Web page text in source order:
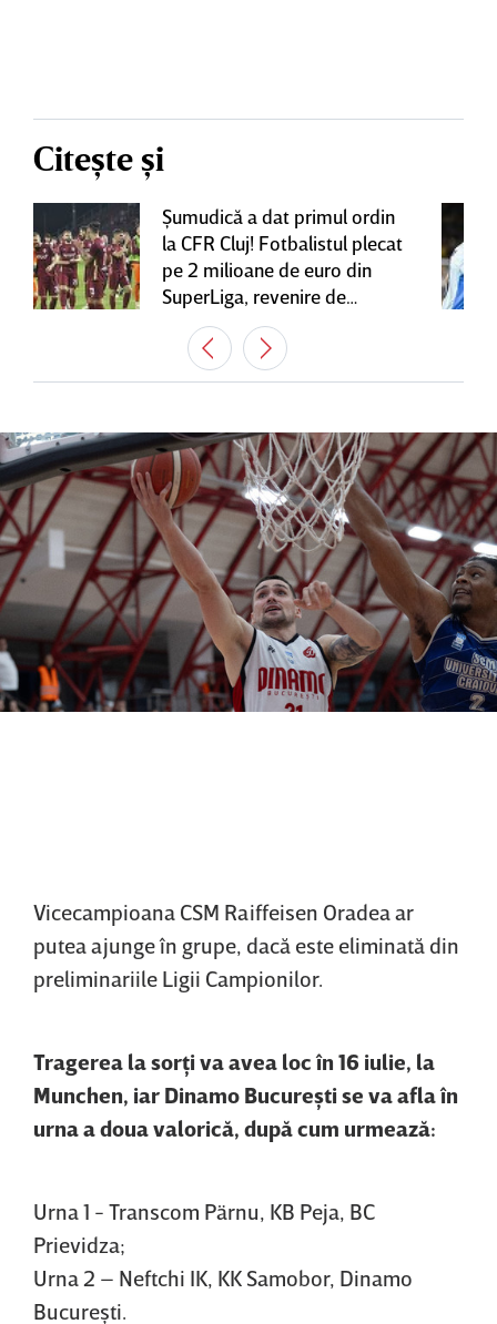
Citește și
Şumudică a dat primul ordin
la CFR Cluj! Fotbalistul plecat
pe 2 milioane de euro din
SuperLiga, revenire de
senzaţie în Gruia
Vicecampioana CSM Raiffeisen Oradea ar
putea ajunge în grupe, dacă este eliminată din
preliminariile Ligii Campionilor.
Tragerea la sorţi va avea loc în 16 iulie, la
Munchen, iar Dinamo Bucureşti se va afla în
urna a doua valorică, după cum urmează:
Urna 1 - Transcom Pärnu, KB Peja, BC
Prievidza;
Urna 2 – Neftchi IK, KK Samobor, Dinamo
Bucureşti.